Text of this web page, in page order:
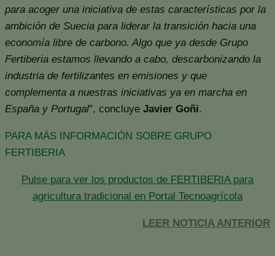
para acoger una iniciativa de estas características por la
ambición de Suecia para liderar la transición hacia una
economía libre de carbono. Algo que ya desde Grupo
Fertiberia estamos llevando a cabo, descarbonizando la
industria de fertilizantes en emisiones y que
complementa a nuestras iniciativas ya en marcha en
España y Portugal”, concluye Javier Goñi.
PARA MÁS INFORMACIÓN SOBRE GRUPO
FERTIBERIA
Pulse para ver los productos de FERTIBERIA para
agricultura tradicional en Portal Tecnoagrícola
LEER NOTICIA ANTERIOR